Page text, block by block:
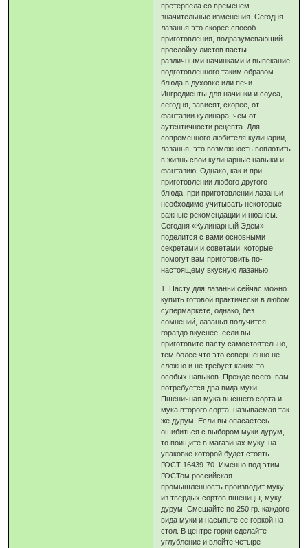
претерпела со временем
значительные изменения. Сегодня
лазанья это скорее способ
приготовления, подразумевающий
прослойку листов пасты
различными начинками и выпекание
подготовленного таким образом
блюда в духовке или печи.
Ингредиенты для начинки и соуса,
сегодня, зависят, скорее, от
фантазии кулинара, чем от
аутентичности рецепта. Для
современного любителя кулинарии,
лазанья, это возможность воплотить
в жизнь свои кулинарные навыки и
фантазию. Однако, как и при
приготовлении любого другого
блюда, при приготовлении лазаньи
необходимо учитывать некоторые
важные рекомендации и нюансы.
Сегодня «Кулинарный Эдем»
поделится с вами основными
секретами и советами, которые
помогут вам приготовить по-
настоящему вкусную лазанью.
1. Пасту для лазаньи сейчас можно
купить готовой практически в любом
супермаркете, однако, без
сомнений, лазанья получится
гораздо вкуснее, если вы
приготовите пасту самостоятельно,
тем более что это совершенно не
сложно и не требует каких-то
особых навыков. Прежде всего, вам
потребуется два вида муки.
Пшеничная мука высшего сорта и
мука второго сорта, называемая так
же дурум. Если вы опасаетесь
ошибиться с выбором муки дурум,
то поищите в магазинах муку, на
упаковке которой будет стоять
ГОСТ 16439-70. Именно под этим
ГОСТом российская
промышленность производит муку
из твердых сортов пшеницы, муку
дурум. Смешайте по 250 гр. каждого
вида муки и насыпьте ее горкой на
стол. В центре горки сделайте
углубление и влейте четыре